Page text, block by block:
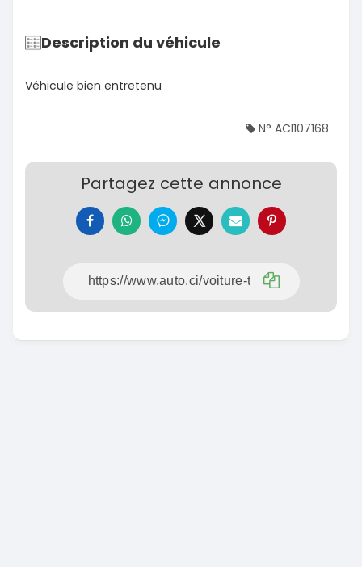
Description du véhicule
Véhicule bien entretenu
N° ACI107168
Partagez cette annonce